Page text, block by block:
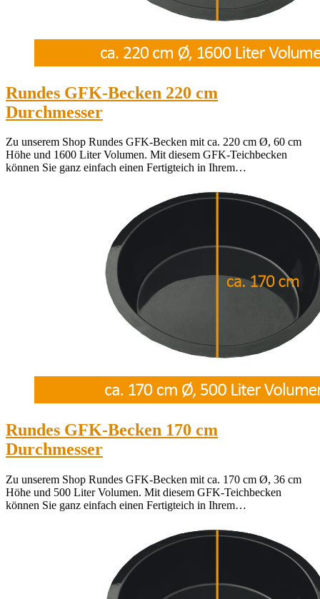
Rundes GFK-Becken 220 cm
Durchmesser
Zu unserem Shop Rundes GFK-Becken mit ca. 220 cm Ø, 60 cm
Höhe und 1600 Liter Volumen. Mit diesem GFK-Teichbecken
können Sie ganz einfach einen Fertigteich in Ihrem…
Rundes GFK-Becken 170 cm
Durchmesser
Zu unserem Shop Rundes GFK-Becken mit ca. 170 cm Ø, 36 cm
Höhe und 500 Liter Volumen. Mit diesem GFK-Teichbecken
können Sie ganz einfach einen Fertigteich in Ihrem…